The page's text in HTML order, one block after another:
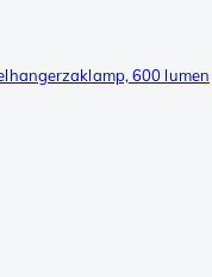
600 lumen